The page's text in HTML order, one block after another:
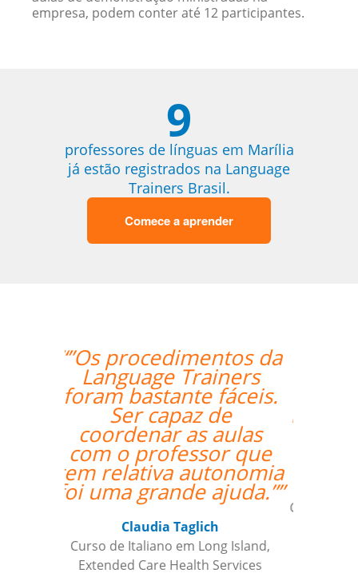
empresa, podem conter até 12 participantes.
9
professores de línguas em Marília
já estão registrados na Language
Trainers Brasil.
Comece a aprender
“”Translated: "The
classes are exceeding
my expectations. Prof
Enrico is excellent and
has a lot of useful
teaching methods."””
Elder Gomes Dutra
Curso de Italiano em Campo Grande